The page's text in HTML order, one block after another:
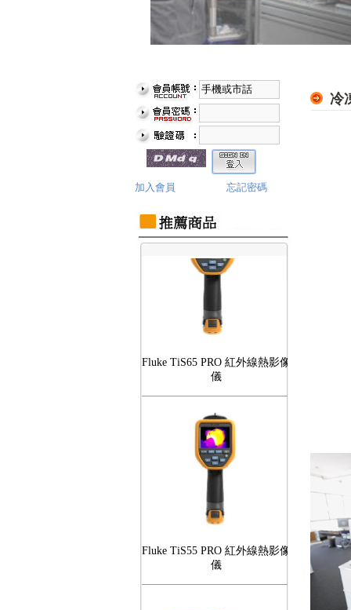
加入會員 忘記密碼
Fluke TiS75 PRO 紅外線熱影像
儀
儀
儀
冷